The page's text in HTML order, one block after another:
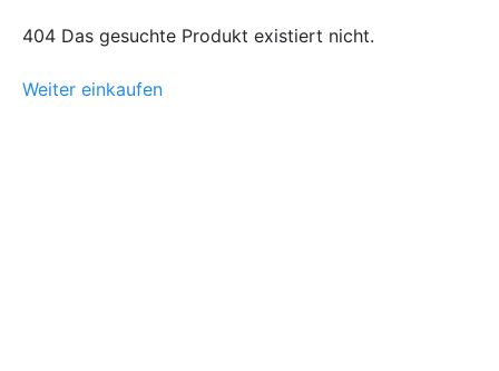
404 Das gesuchte Produkt existiert nicht.
Weiter einkaufen